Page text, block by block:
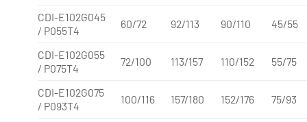
CDI-E102G045
/ P055T4
60/72 92/113 90/110 45/55
CDI-E102G055
/ P075T4
72/100 113/157 110/152 55/75
CDI-E102G075
/ P093T4
100/116 157/180 152/176 75/93